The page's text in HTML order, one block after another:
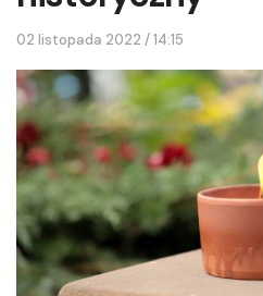
02 listopada 2022 / 14:15